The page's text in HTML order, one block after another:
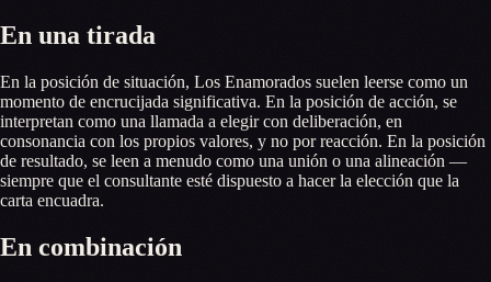
En una tirada
En la posición de situación, Los Enamorados suelen leerse como un
momento de encrucijada significativa. En la posición de acción, se
interpretan como una llamada a elegir con deliberación, en
consonancia con los propios valores, y no por reacción. En la posición
de resultado, se leen a menudo como una unión o una alineación —
siempre que el consultante esté dispuesto a hacer la elección que la
carta encuadra.
En combinación